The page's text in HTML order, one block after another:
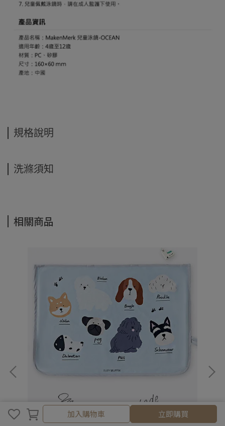
加入購物車
加入購物車 立即購買
規格說明
洗滌須知
相關商品